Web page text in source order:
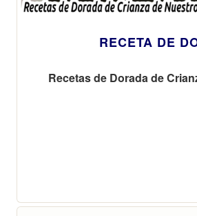
RECETA DE
Recetas de Dorada de